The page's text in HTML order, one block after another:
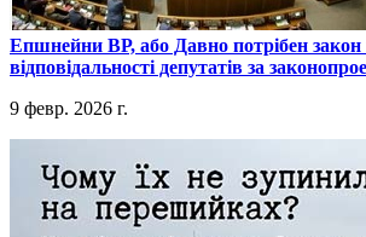
​Епшнейни ВР, або Давно потрібен
відповідальності депутатів за
9 февр. 2026 г.